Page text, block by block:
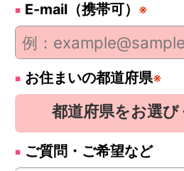
E-mail（携帯可） ※
お住まいの都道府県※
ご質問・ご希望など